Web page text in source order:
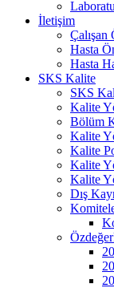
İletişim
Çalışan
Hasta
Hasta
SKS Kalite
SKS
Kalite
Bölüm
Kalite
Kalite
Kalite
Kalite
Dış